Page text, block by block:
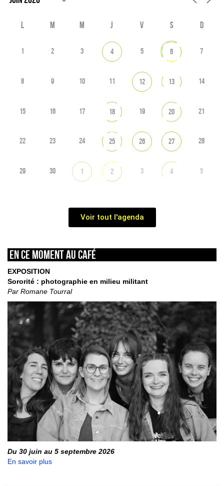
L M M J V S D
1 2 3 4 5 6 7
8 9 10 11 12 13 14
15 16 17 18 19 20 21
22 23 24 25 26 27 28
29 30 1 2 3 4 5
Voir tout l'agenda
En ce moment au café
EXPOSITION
Sororité : photographie en milieu militant
Par Romane Tourral
Du 30 juin au 5 septembre 2026
En savoir plus